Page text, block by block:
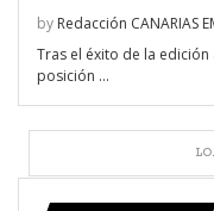
by Redacción CANARIAS
Tras el éxito de la
posición …